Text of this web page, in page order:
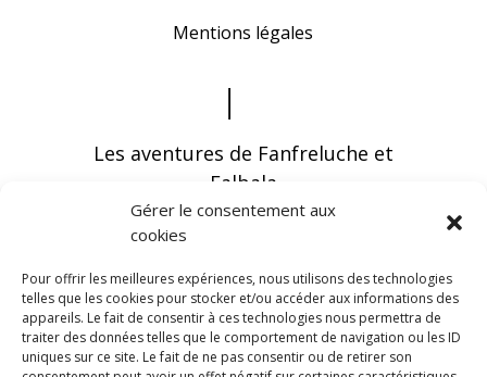
Gérer le consentement aux
cookies
Pour offrir les meilleures expériences, nous utilisons des technologies
telles que les cookies pour stocker et/ou accéder aux informations des
appareils. Le fait de consentir à ces technologies nous permettra de
traiter des données telles que le comportement de navigation ou les ID
uniques sur ce site. Le fait de ne pas consentir ou de retirer son
Mentions légales
Les aventures de Fanfreluche et
Falbala
Vous pouvez recevoir les dernières infos en
vous abonnant à notre newsletter